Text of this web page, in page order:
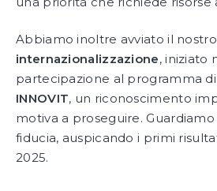
Abbiamo inoltre avviato il
internazionalizzazione, iniziato
partecipazione al programma di
INNOVIT, un riconoscimento
motiva a proseguire.
fiducia, auspicando i primi
2025.